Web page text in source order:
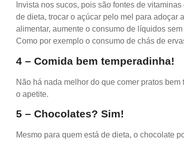
Invista nos sucos, pois são fontes de
de dieta, trocar o açúcar pelo mel para adoçar
alimentar, aumente o consumo de líquidos
Como por exemplo o consumo de chás de
4 – Comida bem temperadinha!
Não há nada melhor do que comer pratos
o apetite.
5 – Chocolates? Sim!
Mesmo para quem está de dieta, o chocolate